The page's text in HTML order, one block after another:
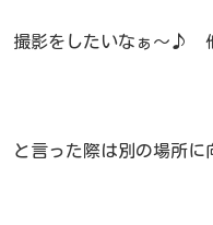
撮影をしたいなぁ～♪
と言った際は別の場所に